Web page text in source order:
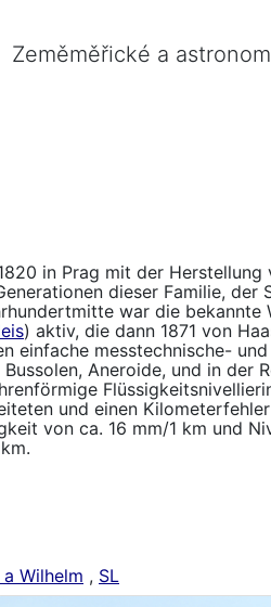
Zeměměřické a
in Prag mit der Herstellung
dieser Familie, der
war die bekannte
) aktiv, die dann 1871 von
einfache messtechnische-
Aneroide, und in der
und einen
von ca. 16 mm/1 km und
a Wilhelm , SL